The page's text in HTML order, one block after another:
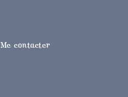
Me contacter